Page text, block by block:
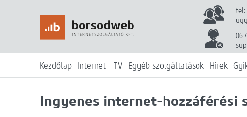
tel:
06
Kezdőlap Internet TV Egyéb szolgáltatások Hírek
Ingyenes internet-hozzáférési